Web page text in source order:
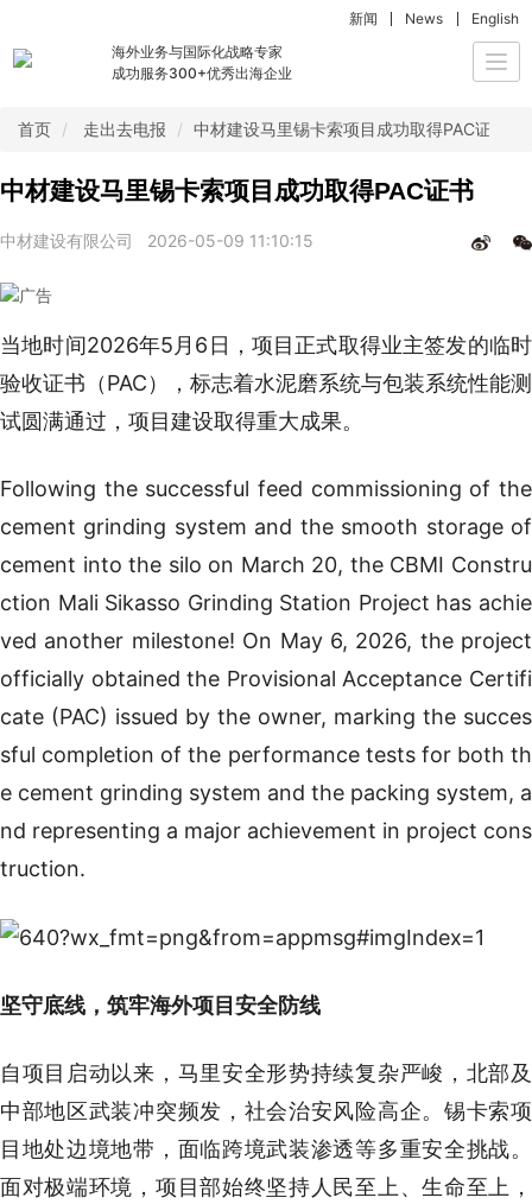
海外业务与国际化战略专家
成功服务300+优秀出海企业
新闻 News English
首页 走出去电报 中材建设马里锡卡索项目成功取得PAC证书
中材建设马里锡卡索项目成功取得PAC证书
中材建设有限公司 2026-05-09 11:10:15
当地时间2026年5月6日，项目正式取得业主签发的临时
验收证书（PAC），标志着水泥磨系统与包装系统性能测
试圆满通过，项目建设取得重大成果。
Following the successful feed commissioning of the
cement grinding system and the smooth storage of
cement into the silo on March 20, the CBMI Constru
ction Mali Sikasso Grinding Station Project has achie
ved another milestone! On May 6, 2026, the project
officially obtained the Provisional Acceptance Certifi
cate (PAC) issued by the owner, marking the succes
sful completion of the performance tests for both th
e cement grinding system and the packing system, a
nd representing a major achievement in project cons
truction.
坚守底线，筑牢海外项目安全防线
自项目启动以来，马里安全形势持续复杂严峻，北部及
中部地区武装冲突频发，社会治安风险高企。锡卡索项
目地处边境地带，面临跨境武装渗透等多重安全挑战。
面对极端环境，项目部始终坚持人民至上、生命至上，